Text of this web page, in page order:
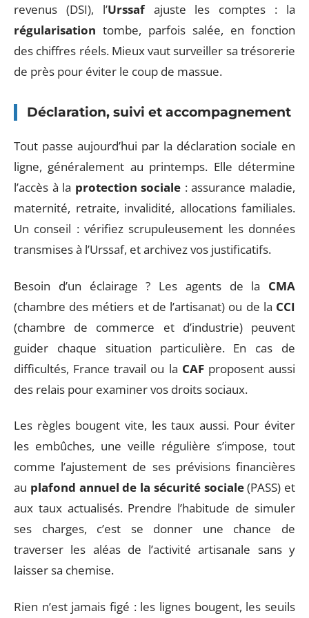
revenus (DSI), l’Urssafajuste les comptes : la
régularisation tombe, parfois salée, en fonction
des chiffres réels. Mieux vaut surveiller sa trésorerie
de près pour éviter le coup de massue.
Déclaration, suivi et accompagnement
Tout passe aujourd’hui par la déclaration sociale en
ligne, généralement au printemps. Elle détermine
l’accès à la protection sociale : assurance maladie,
maternité, retraite, invalidité, allocations familiales.
Un conseil : vérifiez scrupuleusement les données
transmises à l’Urssaf, et archivez vos justificatifs.
Besoin d’un éclairage ? Les agents de la CMA
(chambre des métiers et de l’artisanat) ou de la CCI
(chambre de commerce et d’industrie) peuvent
guider chaque situation particulière. En cas de
difficultés, France travail ou la CAFproposent aussi
des relais pour examiner vos droits sociaux.
Les règles bougent vite, les taux aussi. Pour éviter
les embûches, une veille régulière s’impose, tout
comme l’ajustement de ses prévisions financières
au plafond annuel de la sécurité sociale(PASS) et
aux taux actualisés. Prendre l’habitude de simuler
ses charges, c’est se donner une chance de
traverser les aléas de l’activité artisanale sans y
laisser sa chemise.
Rien n’est jamais figé : les lignes bougent, les seuils